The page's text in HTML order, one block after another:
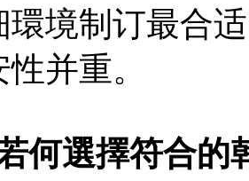
環境制订最合
并重。
何選擇符合的